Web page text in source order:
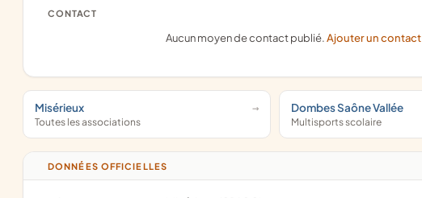
CONTACT
Aucun moyen de contact publié.Ajouter un contact
Misérieux
Toutes les associations
Dombes Saône Vallée
Multisports scolaire
DONNÉES OFFICIELLES